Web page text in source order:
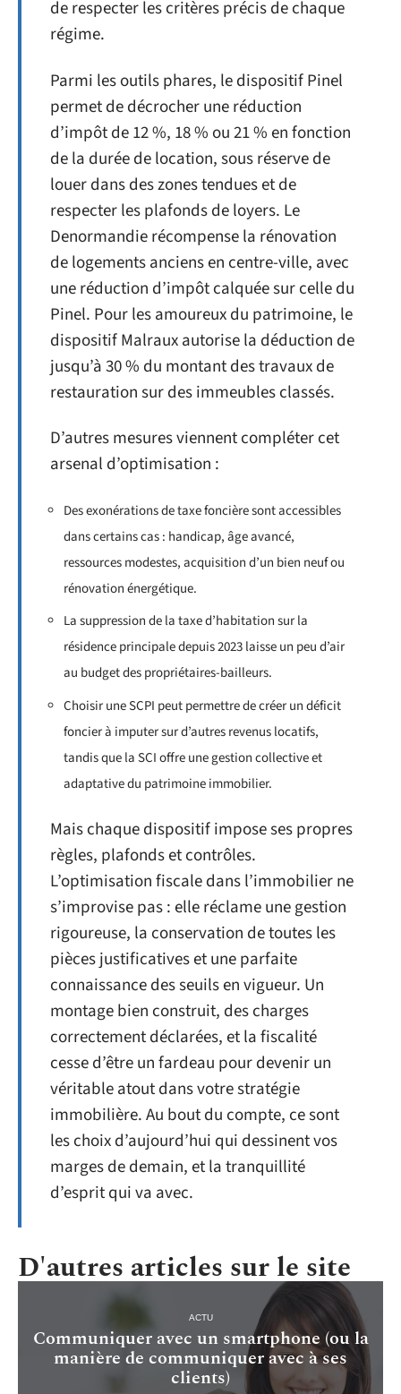
de respecter les critères précis de chaque
régime.
Parmi les outils phares, le dispositif Pinel
permet de décrocher une réduction
d’impôt de 12 %, 18 % ou 21 % en fonction
de la durée de location, sous réserve de
louer dans des zones tendues et de
respecter les plafonds de loyers. Le
Denormandie récompense la rénovation
de logements anciens en centre-ville, avec
une réduction d’impôt calquée sur celle du
Pinel. Pour les amoureux du patrimoine, le
dispositif Malraux autorise la déduction de
jusqu’à 30 % du montant des travaux de
restauration sur des immeubles classés.
D’autres mesures viennent compléter cet
arsenal d’optimisation :
Des exonérations de taxe foncière sont accessibles
dans certains cas : handicap, âge avancé,
ressources modestes, acquisition d’un bien neuf ou
rénovation énergétique.
La suppression de la taxe d’habitation sur la
résidence principale depuis 2023 laisse un peu d’air
au budget des propriétaires-bailleurs.
Choisir une SCPI peut permettre de créer un déficit
foncier à imputer sur d’autres revenus locatifs,
tandis que la SCI offre une gestion collective et
adaptative du patrimoine immobilier.
Mais chaque dispositif impose ses propres
règles, plafonds et contrôles.
L’optimisation fiscale dans l’immobilier ne
s’improvise pas : elle réclame une gestion
rigoureuse, la conservation de toutes les
pièces justificatives et une parfaite
connaissance des seuils en vigueur. Un
montage bien construit, des charges
correctement déclarées, et la fiscalité
cesse d’être un fardeau pour devenir un
véritable atout dans votre stratégie
immobilière. Au bout du compte, ce sont
les choix d’aujourd’hui qui dessinent vos
marges de demain, et la tranquillité
d’esprit qui va avec.
D'autres articles sur le site
ACTU
Communiquer avec un smartphone (ou la
manière de communiquer avec à ses
clients)